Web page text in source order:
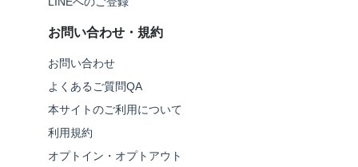
お問い合わせ・規約
お問い合わせ
よくあるご質問QA
本サイトのご利用について
利用規約
オプトイン・オプトアウト